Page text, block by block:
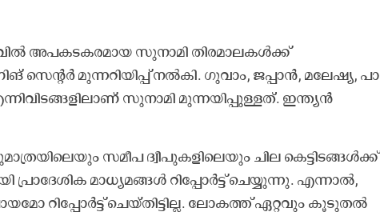
അപകടകരമായ സുനാമി തിരമാലകൾക്ക്
മുന്നറിയിപ്പ് നൽകി. ഗുവാം, ജപ്പാൻ, മലേഷ്യ, പാ​
സുനാമി മുന്നയിപ്പുള്ളത്. ഇന്ത്യൻ
സമീപ ദ്വീപുകളിലെയും ചില കെട്ടിടങ്ങൾക്ക്
മാധ്യമങ്ങൾ റിപ്പോർട്ട് ചെയ്യുന്നു. എന്നാൽ,
റിപ്പോർട്ട് ചെയ്തിട്ടില്ല. ലോകത്ത് ഏറ്റവും കൂടുതൽ